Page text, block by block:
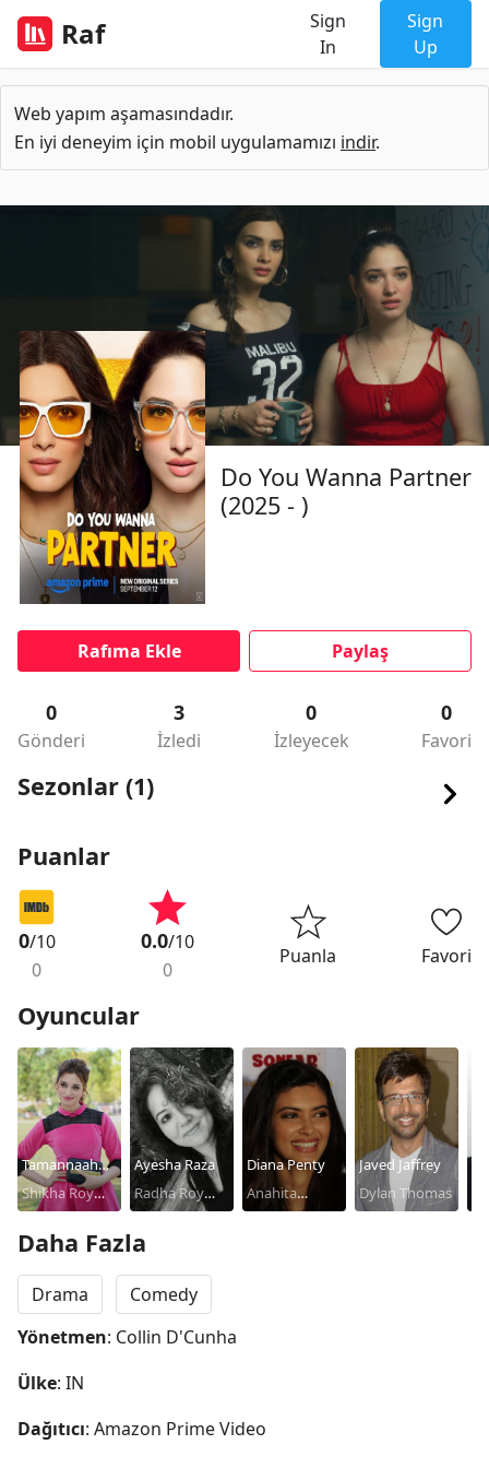
Raf
Sign
In
Sign
Up
Web yapım aşamasındadır.
En iyi deneyim için mobil uygulamamızı indir.
Do You Wanna Partner
(2025 - )
Rafıma Ekle Paylaş
0
Gönderi
3
İzledi
0
İzleyecek
0
Favori
Sezonlar (1)
Puanlar
0/10
0
0.0/10
0
Puanla Favori
Oyuncular
Tamannaah
Bhatia
Shikha Roy
Ayesha Raza
Radha Roy
Diana Penty
Anahita
Javed Jaffrey
Dylan Thomas
Daha Fazla
Drama
Comedy
Yönetmen: Collin D'Cunha
Ülke: IN
Dağıtıcı: Amazon Prime Video